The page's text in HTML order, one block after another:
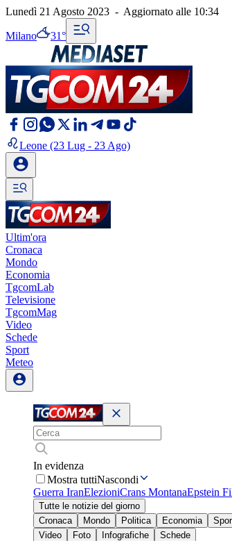
Lunedì 21 Agosto 2023 - Aggiornato alle 10:34
Milano 31°
Leone (23 Lug - 23 Ago)
Ultim'ora
Cronaca
Mondo
Economia
TgcomLab
Televisione
TgcomMag
Video
Schede
Sport
Meteo
In evidenza
Mostra tuttiNascondi
Guerra IranElezioniCrans MontanaEpstein
Tutte le notizie del giorno
Cronaca
Mondo Politica Economia
Video
Foto Infografiche
Schede